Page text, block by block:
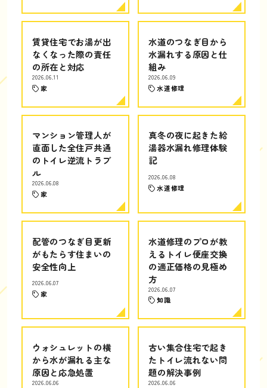
賃貸住宅でお湯が出
なくなった際の責任
の所在と対応
2026.06.11
家
水道のつなぎ目から
水漏れする原因と仕
組み
2026.06.09
水道修理
マンション管理人が
直面した全住戸共通
のトイレ逆流トラブ
ル
2026.06.08
家
真冬の夜に起きた給
湯器水漏れ修理体験
記
2026.06.08
水道修理
配管のつなぎ目更新
がもたらす住まいの
安全性向上
2026.06.07
家
水道修理のプロが教
えるトイレ便座交換
の適正価格の見極め
方
2026.06.07
知識
ウォシュレットの横
から水が漏れる主な
原因と応急処置
2026.06.06
古い集合住宅で起き
たトイレ流れない問
題の解決事例
2026.06.06